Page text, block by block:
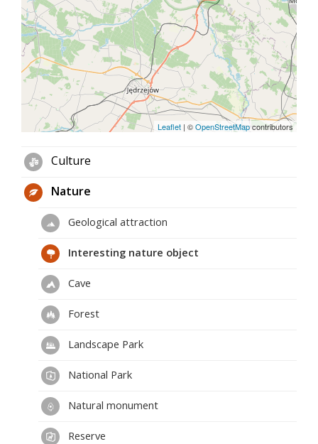
Leaflet | ©OpenStreetMapcontributors
Culture
Nature
Geological attraction
Interesting nature object
Cave
Forest
Landscape Park
National Park
Natural monument
Reserve